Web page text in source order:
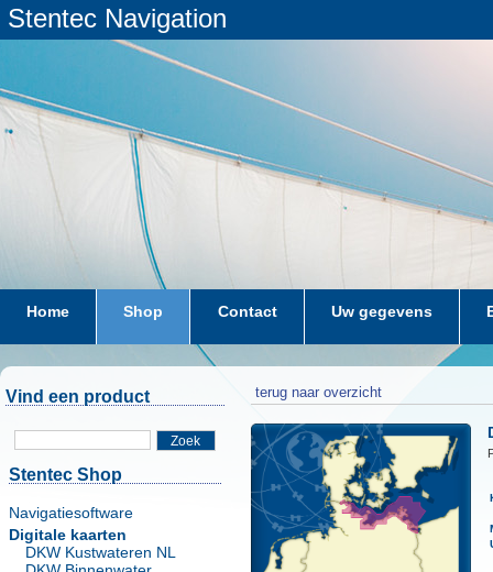
Stentec Navigation
Home Shop Contact Uw gegevens
Vind een product
Zoek
Stentec Shop
Navigatiesoftware
Digitale kaarten
DKW Kustwateren NL
terug naar overzicht